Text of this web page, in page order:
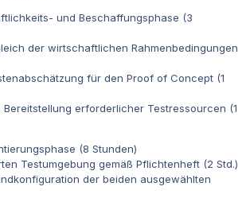
und Beschaffungsphase (3
der wirtschaftlichen Rahmenbedingungen
für den Proof of Concept (1
erforderlicher Testressourcen (1
(8 Stunden)
Testumgebung gemäß Pflichtenheft (2 Std.)
der beiden ausgewählten